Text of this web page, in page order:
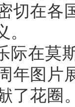
切在各
际在莫
年图片
了花圈